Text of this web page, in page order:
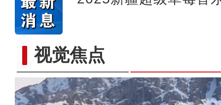
视觉焦点【与你为邻】职业攀登者李